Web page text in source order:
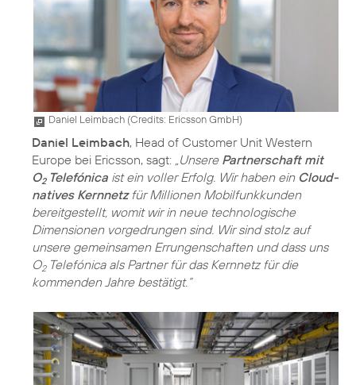
Daniel Leimbach (Credits: Ericsson GmbH)
Daniel Leimbach, Head of Customer Unit Western
Europe bei Ericsson, sagt: „Unsere Partnerschaft mit
O2Telefónica ist ein voller Erfolg. Wir haben ein Cloud-
natives Kernnetzfür Millionen Mobilfunkkunden
bereitgestellt, womit wir in neue technologische
Dimensionen vorgedrungen sind. Wir sind stolz auf
unsere gemeinsamen Errungenschaften und dass uns
O2Telefónica als Partner für das Kernnetz für die
kommenden Jahre bestätigt.“